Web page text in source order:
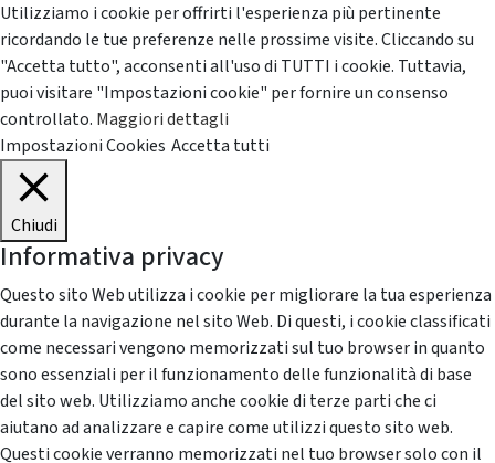
Utilizziamo i cookie per offrirti l'esperienza più pertinente
ricordando le tue preferenze nelle prossime visite. Cliccando su
"Accetta tutto", acconsenti all'uso di TUTTI i cookie. Tuttavia,
puoi visitare "Impostazioni cookie" per fornire un consenso
controllato. Maggiori dettagli
Impostazioni Cookies Accetta tutti
Chiudi
Informativa privacy
Questo sito Web utilizza i cookie per migliorare la tua esperienza
durante la navigazione nel sito Web. Di questi, i cookie classificati
come necessari vengono memorizzati sul tuo browser in quanto
sono essenziali per il funzionamento delle funzionalità di base
del sito web. Utilizziamo anche cookie di terze parti che ci
aiutano ad analizzare e capire come utilizzi questo sito web.
Questi cookie verranno memorizzati nel tuo browser solo con il